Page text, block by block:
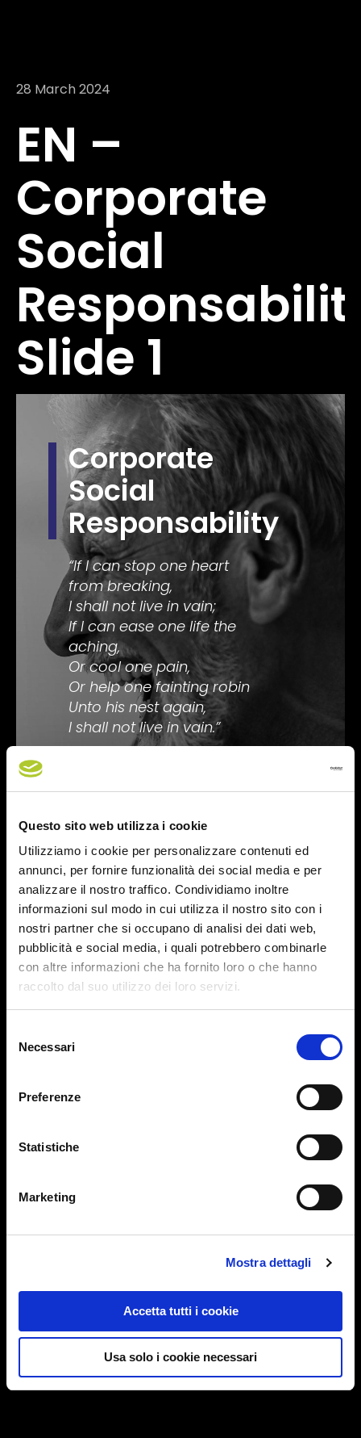
Questo sito web utilizza i cookie
Utilizziamo i cookie per personalizzare contenuti ed
annunci, per fornire funzionalità dei social media e per
analizzare il nostro traffico. Condividiamo inoltre
informazioni sul modo in cui utilizza il nostro sito con i
nostri partner che si occupano di analisi dei dati web,
pubblicità e social media, i quali potrebbero combinarle
con altre informazioni che ha fornito loro o che hanno
raccolto dal suo utilizzo dei loro servizi.
delNecessari
Preferenze
Statistiche
Marketing
Mostra dettagli
Accetta tutti i cookie
Usa solo i cookie necessari
28 March 2024
EN –
Corporate
Social
Slide 1
Corporate
Social
Responsability
“If I can stop one heart
from breaking,
I shall not live in vain;
If I can ease one life the
aching,
Or cool one pain,
Or help one fainting robin
Unto his nest again,
I shall not live in vain.”